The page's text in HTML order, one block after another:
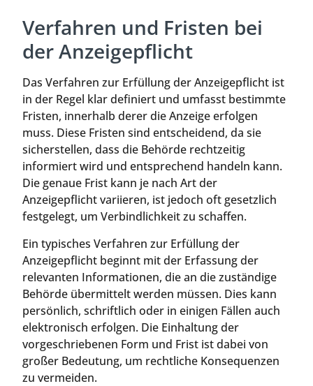
Verfahren und Fristen bei
der Anzeigepflicht
Das Verfahren zur Erfüllung der Anzeigepflicht ist
in der Regel klar definiert und umfasst bestimmte
Fristen, innerhalb derer die Anzeige erfolgen
muss. Diese Fristen sind entscheidend, da sie
sicherstellen, dass die Behörde rechtzeitig
informiert wird und entsprechend handeln kann.
Die genaue Frist kann je nach Art der
Anzeigepflicht variieren, ist jedoch oft gesetzlich
festgelegt, um Verbindlichkeit zu schaffen.
Ein typisches Verfahren zur Erfüllung der
Anzeigepflicht beginnt mit der Erfassung der
relevanten Informationen, die an die zuständige
Behörde übermittelt werden müssen. Dies kann
persönlich, schriftlich oder in einigen Fällen auch
elektronisch erfolgen. Die Einhaltung der
vorgeschriebenen Form und Frist ist dabei von
großer Bedeutung, um rechtliche Konsequenzen
zu vermeiden.